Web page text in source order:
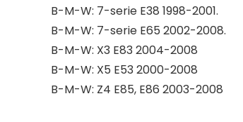
B-M-W: 7-serie E38 1998-2001.
B-M-W: 7-serie E65 2002-2008.
B-M-W: X3 E83 2004-2008
B-M-W: X5 E53 2000-2008
B-M-W: Z4 E85, E86 2003-2008